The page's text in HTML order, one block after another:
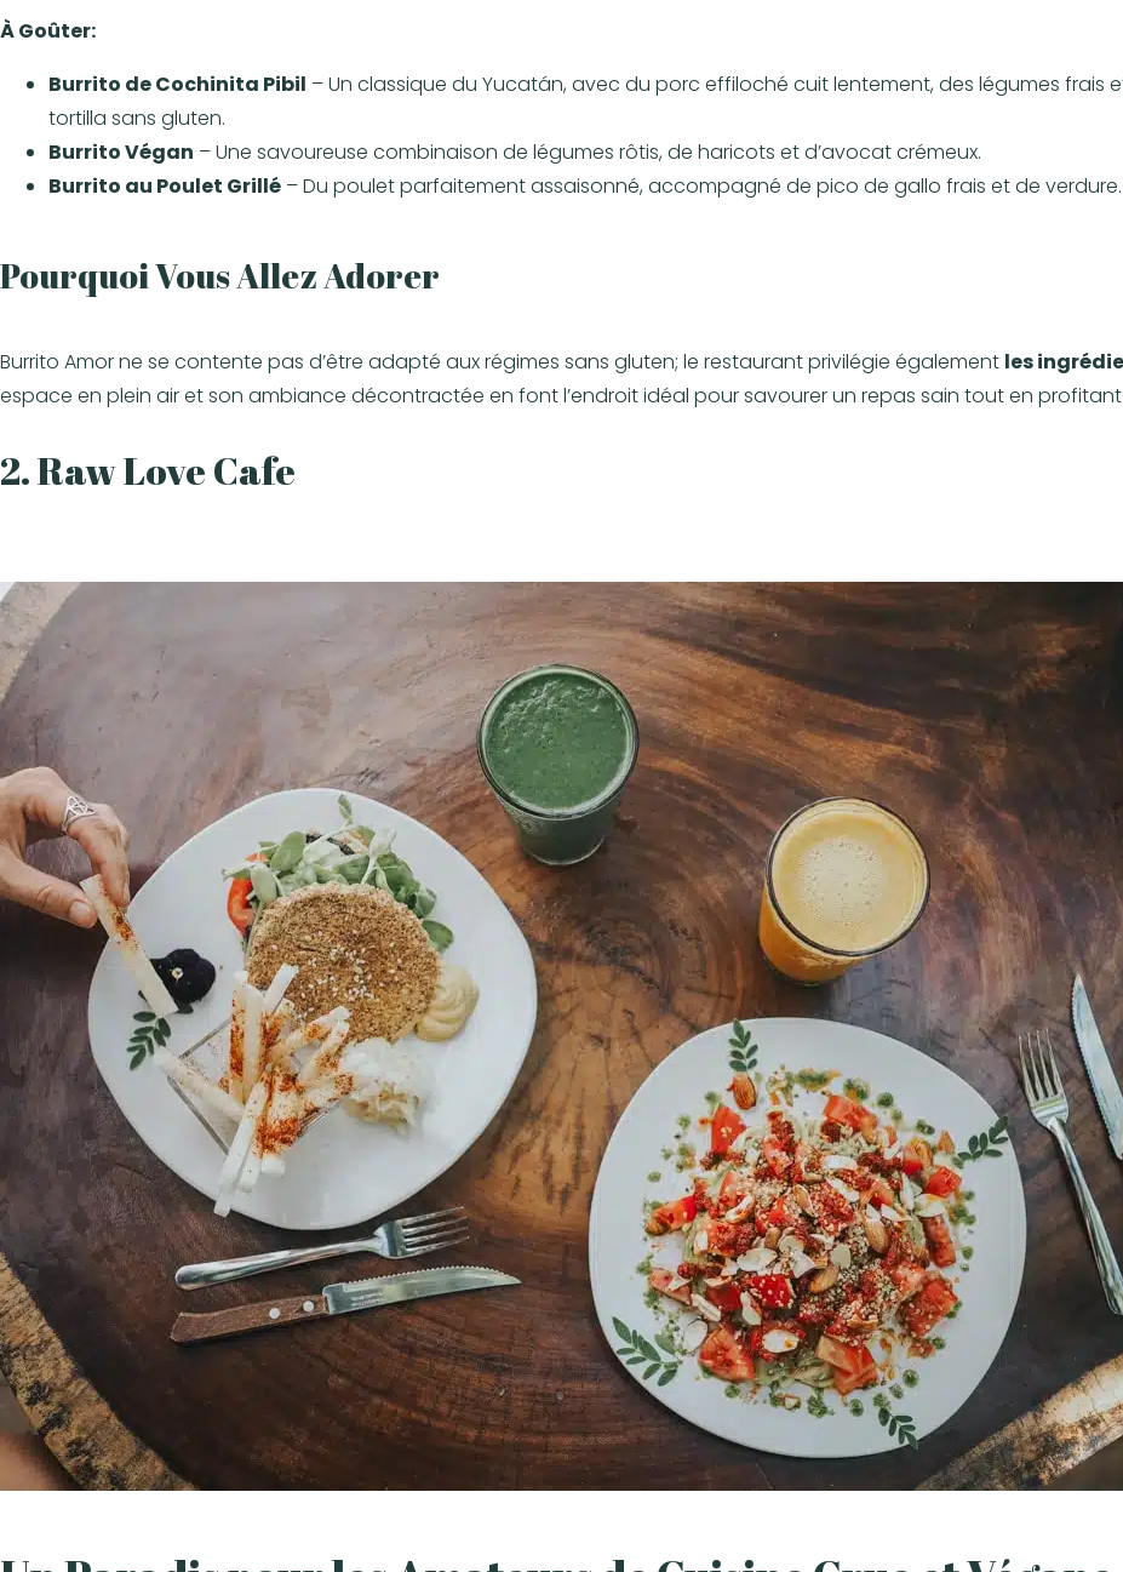
À Goûter:
Burrito de Cochinita Pibil – Un classique du Yucatán, avec du porc effiloché cuit lentement, des légumes frais
tortilla sans gluten.
Burrito Végan – Une savoureuse combinaison de légumes rôtis, de haricots et d’avocat crémeux.
Burrito au Poulet Grillé – Du poulet parfaitement assaisonné, accompagné de pico de gallo frais et de verdure.
Pourquoi Vous Allez Adorer
Burrito Amor ne se contente pas d’être adapté aux régimes sans gluten; le restaurant privilégie également les
espace en plein air et son ambiance décontractée en font l’endroit idéal pour savourer un repas sain tout en profitant
2. Raw Love Cafe